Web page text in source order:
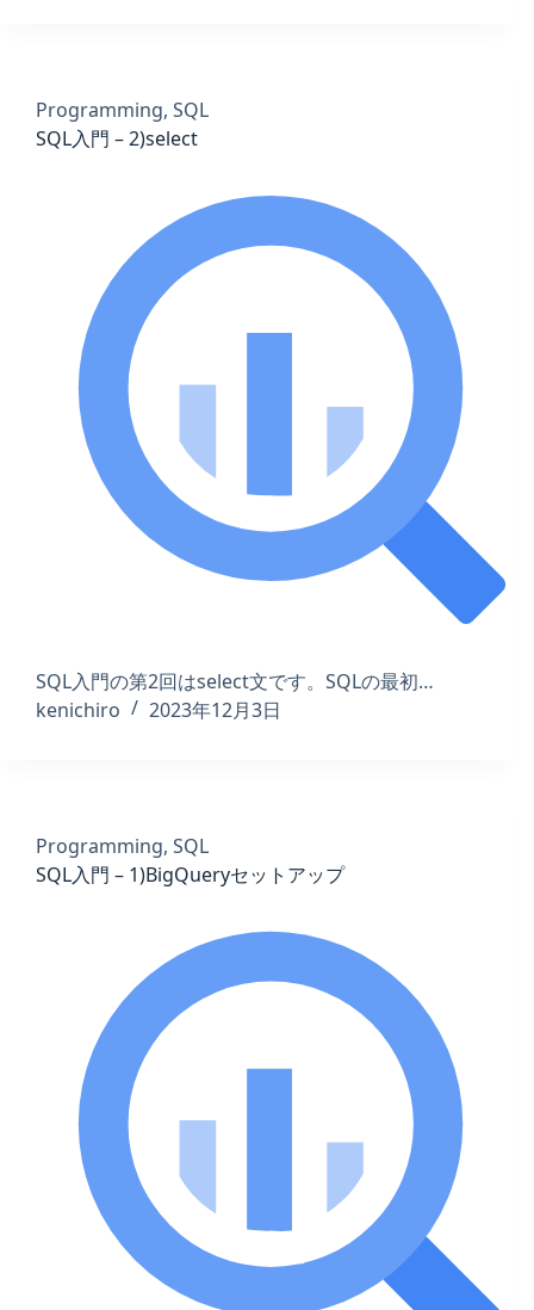
Programming, SQL
SQL入門 – 2)select
SQL入門の第2回はselect文です。SQLの最初…
kenichiro
2023年12月3日
Programming, SQL
SQL入門 – 1)BigQueryセットアップ